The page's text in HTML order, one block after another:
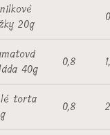
20g
40g
0,8
torta
0,8